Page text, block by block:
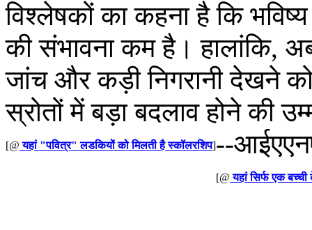
विश्लेषकों का कहना है कि
की संभावना कम है। हालांकि,
जांच और कड़ी निगरानी देखने
स्रोतों में बड़ा बदलाव होने की
--
[@ यहां "पवित्र" लडकियों को मिलती है स्कॉलरशिप]
[@ यहां सिर्फ एक